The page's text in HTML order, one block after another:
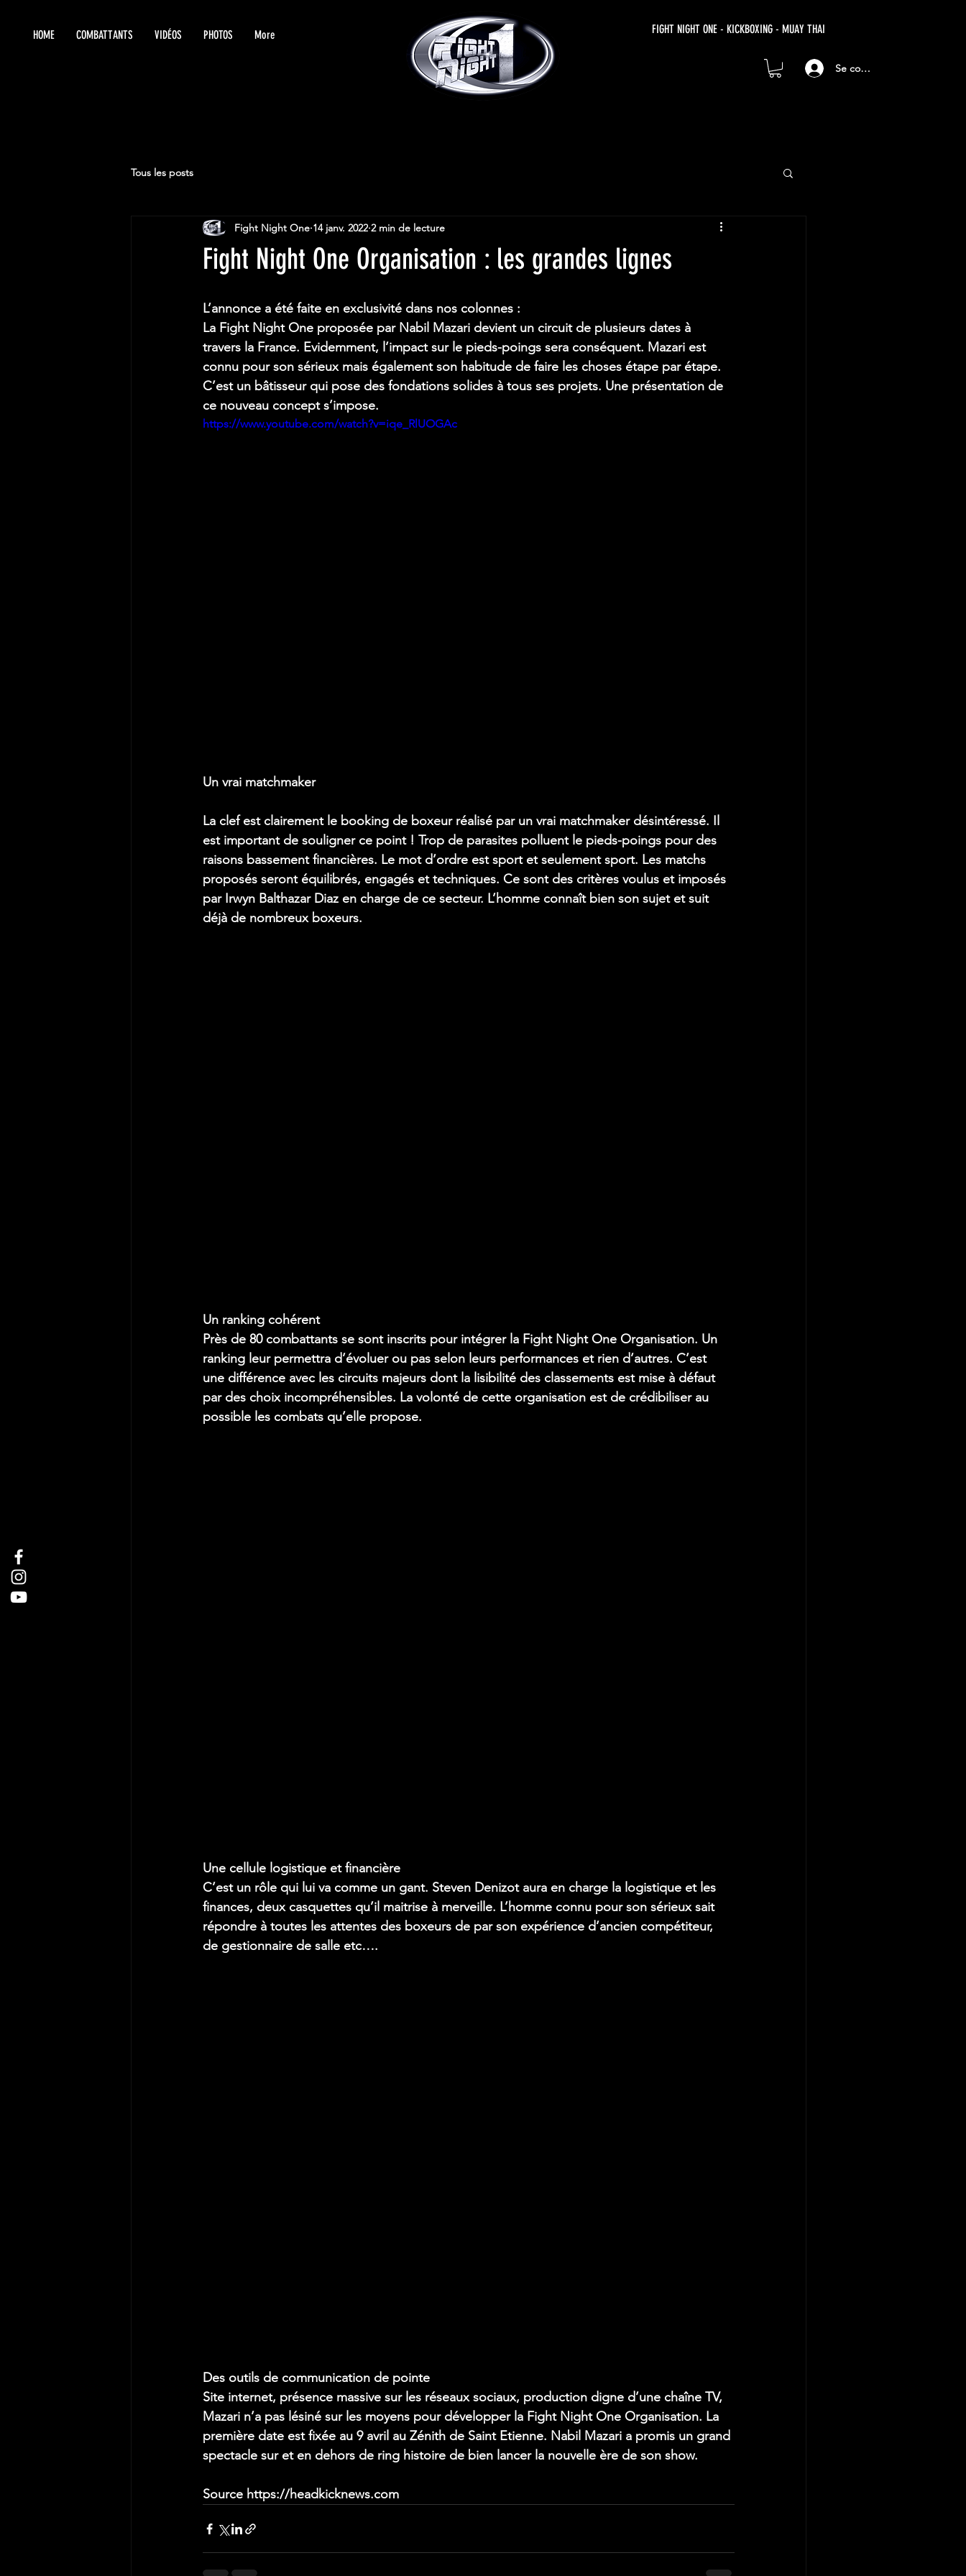
HOME COMBATTANTS VIDÉOS PHOTOS More FIGHT NIGHT ONE - KICKBOXING - MUAY THAI
Se connecter
Tous les posts
Fight Night One Organisation : les grandes lignes
Fight Night One 14 janv. 2022 2 min de lecture
L’annonce a été faite en exclusivité dans nos colonnes :
La Fight Night One proposée par Nabil Mazari devient un circuit de plusieurs dates à
travers la France. Evidemment, l’impact sur le pieds-poings sera conséquent. Mazari est
connu pour son sérieux mais également son habitude de faire les choses étape par étape.
C’est un bâtisseur qui pose des fondations solides à tous ses projets. Une présentation de
ce nouveau concept s’impose.
https://www.youtube.com/watch?v=iqe_RlUOGAc
Un vrai matchmaker
La clef est clairement le booking de boxeur réalisé par un vrai matchmaker désintéressé. Il
est important de souligner ce point ! Trop de parasites polluent le pieds-poings pour des
raisons bassement financières. Le mot d’ordre est sport et seulement sport. Les matchs
proposés seront équilibrés, engagés et techniques. Ce sont des critères voulus et imposés
par Irwyn Balthazar Diaz en charge de ce secteur. L’homme connaît bien son sujet et suit
déjà de nombreux boxeurs.
Un ranking cohérent
Près de 80 combattants se sont inscrits pour intégrer la Fight Night One Organisation. Un
ranking leur permettra d’évoluer ou pas selon leurs performances et rien d’autres. C’est
une différence avec les circuits majeurs dont la lisibilité des classements est mise à défaut
par des choix incompréhensibles. La volonté de cette organisation est de crédibiliser au
possible les combats qu’elle propose.
Une cellule logistique et financière
C’est un rôle qui lui va comme un gant. Steven Denizot aura en charge la logistique et les
finances, deux casquettes qu’il maitrise à merveille. L’homme connu pour son sérieux sait
répondre à toutes les attentes des boxeurs de par son expérience d’ancien compétiteur,
de gestionnaire de salle etc….
Des outils de communication de pointe
Site internet, présence massive sur les réseaux sociaux, production digne d’une chaîne TV,
Mazari n’a pas lésiné sur les moyens pour développer la Fight Night One Organisation. La
première date est fixée au 9 avril au Zénith de Saint Etienne. Nabil Mazari a promis un grand
spectacle sur et en dehors de ring histoire de bien lancer la nouvelle ère de son show.
Source https://headkicknews.com